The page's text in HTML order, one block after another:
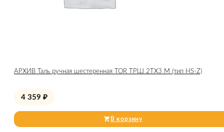
АРХИВ Таль ручная шестеренная TOR ТРШ 2ТХ3 М (тип HS-Z)
4 359 ₽
В корзину